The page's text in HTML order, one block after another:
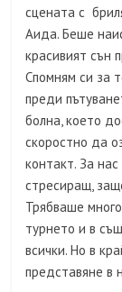
сцената с
Аида. Беше
красивият сън
Спомням си за
преди
болна, което
скоростно да
контакт. За
стресиращ,
Трябваше
турнето и в
всички. Но в
представяне в